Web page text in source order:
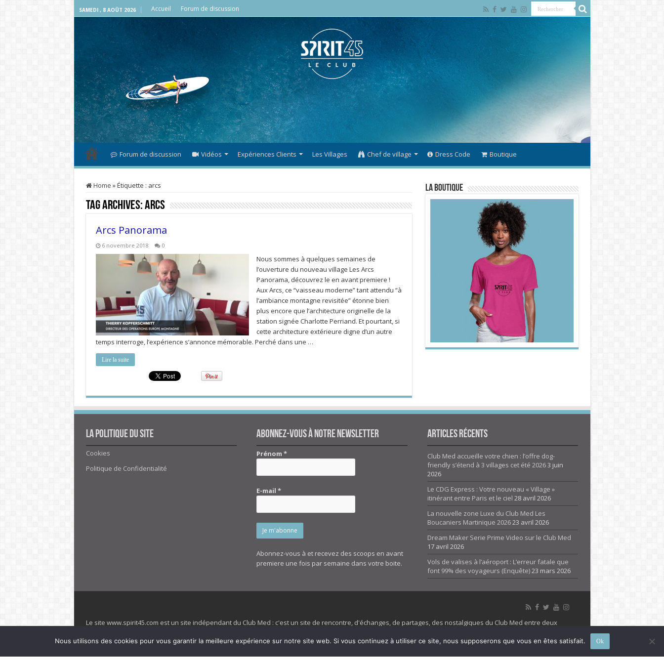
SAMEDI , 8 AOÛT 2026 Accueil Forum de discussion
Forum de discussion Vidéos Expériences Clients Les Villages Chef de village Dress Code Boutique
Home »Étiquette : arcs
Tag Archives:arcs
Arcs Panorama
6 novembre 2018 0
Nous sommes à quelques semaines de
l’ouverture du nouveau village Les Arcs
Panorama, découvrez le en avant premiere !
Aux Arcs, ce “vaisseau moderne” tant attendu “à
l’ambiance montagne revisitée” étonne bien
plus encore que l’architecture originelle de la
station signée Charlotte Perriand. Et pourtant, si
cette architecture extérieure digne d’un autre
temps interroge, l’expérience s’annonce mémorable. Perché dans une …
Lire la suite
La Boutique
La politique du site
Cookies
Politique de Confidentialité
Abonnez-vous à notre newsletter
Prénom*
E-mail*
Abonnez-vous à et recevez des scoops en avant
premiere une fois par semaine dans votre boite.
Articles Récents
Club Med accueille votre chien : l’offre dog-
friendly s’étend à 3 villages cet été 20263 juin
2026
Le CDG Express : Votre nouveau « Village »
itinérant entre Paris et le ciel 28 avril 2026
La nouvelle zone Luxe du Club Med Les
Boucaniers Martinique 202623 avril 2026
Dream Maker Serie Prime Video sur le Club Med
17 avril 2026
Vols de valises à l’aéroport : L’erreur fatale que
font 99% des voyageurs (Enquête)23 mars 2026
Le site www.spirit45.com est un site indépendant du Club Med : c'est un site de rencontre, d'échanges, de partages, des nostalgiques du Club Med entre deux
villages. Club Med est une marque déposée. Spirit 45 et son forum ne sont pas liés au ClubMed et la marque citée est la propriété de son détenteur respectif. Le site
officiel de la marque est : www.clubmed.fr Les images de fond de page de cette page d'accueil sont la propriétés de la marque Club Med, Tous droits réservés - 2026
Nous utilisons des cookies pour vous garantir la meilleure expérience sur notre site web. Si vous continuez à utiliser ce site, nous supposerons que vous en êtes satisfait. Ok